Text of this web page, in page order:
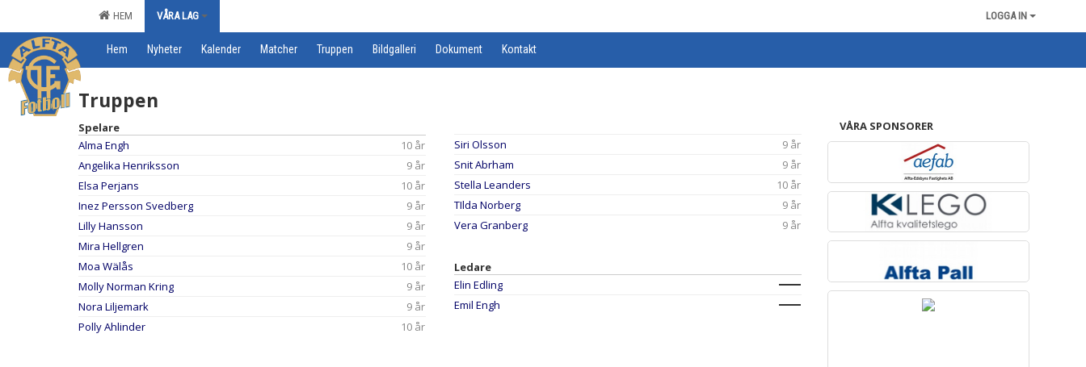
HEM VÅRA LAG LOGGA IN
Hem Nyheter Kalender Matcher Truppen Bildgalleri Dokument Kontakt
Truppen
Spelare
Alma Engh
10 år
Angelika Henriksson
9 år
Elsa Perjans
10 år
Inez Persson Svedberg
9 år
Lilly Hansson
9 år
Mira Hellgren
9 år
Moa Wälås
10 år
Molly Norman Kring
9 år
Nora Liljemark
9 år
Polly Ahlinder
10 år
Siri Olsson
9 år
Snit Abrham
9 år
Stella Leanders
10 år
TIlda Norberg
9 år
Vera Granberg
9 år
Ledare
Elin Edling
Emil Engh
VÅRA SPONSORER